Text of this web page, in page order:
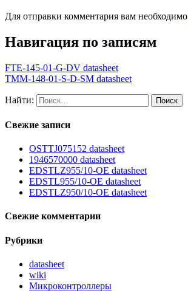
Для отправки комментария вам необходимо
Навигация по записям
FTE-145-01-G-DV datasheet
TMM-148-01-S-D-SM datasheet
Найти:
Свежие записи
OSTTJ075152 datasheet
1946570000 datasheet
EDSTLZ955/10-OE datasheet
EDSTL955/10-OE datasheet
EDSTLZ950/10-OE datasheet
Свежие комментарии
Рубрики
datasheet
wiki
Микроконтроллеры